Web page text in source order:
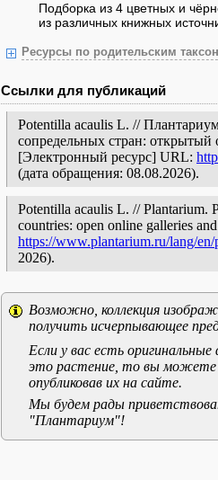
Подборка из 4 цветных и
из различных книжных
Ресурсы по родительским
Ссылки для публикаций
Potentilla acaulis L. //
сопредельных стран: открытый
[Электронный ресурс] URL:
(дата обращения: 08.08.2026).
Potentilla acaulis L. // Plantarium.
countries: open online galleries
https://www.plantarium.ru/lang/
2026).
Возможно, коллекция
получить исчерпывающее
Если у вас есть
это растение, то вы можете
опубликовав их на сайте.
Мы будем рады
"Плантариум"!